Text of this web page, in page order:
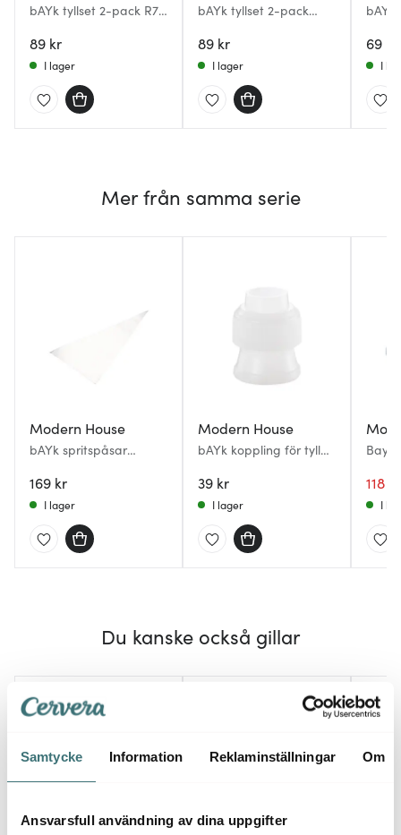
Samtycke Information Reklaminställningar Om
Ansvarsfull användning av dina uppgifter
bAYk tyllset 2-pack R7
stjärna 8 mm
89 kr
I lager
bAYk tyllset 2-pack
SB8 blad 8 mm
89 kr
I lager
bAYk
69 kr
I
Mer från samma serie
Modern House
bAYk spritspåsar
169 kr
I lager
Modern House
bAYk koppling för tyllar
39 kr
I lager
Bayk
vit
118 kr
I
Du kanske också gillar